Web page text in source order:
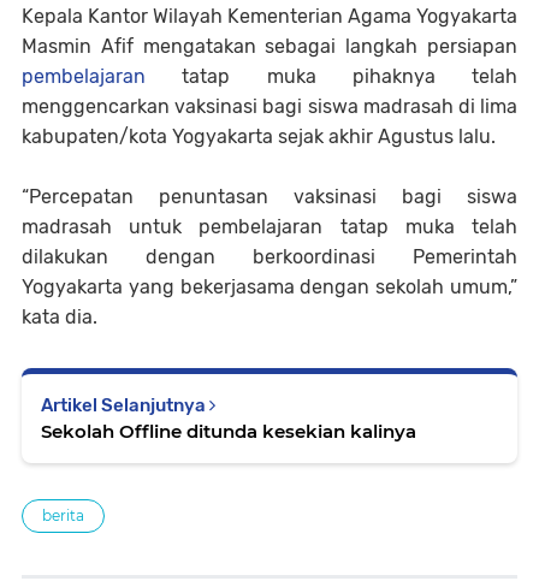
Kepala Kantor Wilayah Kementerian Agama Yogyakarta
Masmin Afif mengatakan sebagai langkah persiapan
pembelajaran tatap muka pihaknya telah
menggencarkan vaksinasi bagi siswa madrasah di lima
kabupaten/kota Yogyakarta sejak akhir Agustus lalu.
“Percepatan penuntasan vaksinasi bagi siswa
madrasah untuk pembelajaran tatap muka telah
dilakukan dengan berkoordinasi Pemerintah
Yogyakarta yang bekerjasama dengan sekolah umum,”
kata dia.
Artikel Selanjutnya
Sekolah Offline ditunda kesekian kalinya
berita